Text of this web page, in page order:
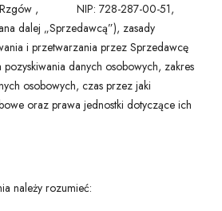
Rzgów , NIP: 728-287-00-51,
dalej „Sprzedawcą”), zasady
i przetwarzania przez Sprzedawcę
danych osobowych, zakres
osobowych, czas przez jaki
oraz prawa jednostki dotyczące ich
należy rozumieć: